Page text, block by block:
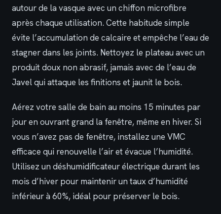
autour de la vasque avec un chiffon microfibre
après chaque utilisation. Cette habitude simple
évite l’accumulation de calcaire et empêche l’eau de
stagner dans les joints. Nettoyez le plateau avec un
produit doux non abrasif, jamais avec de l’eau de
Javel qui attaque les finitions et jaunit le bois.
Aérez votre salle de bain au moins 15 minutes par
jour en ouvrant grand la fenêtre, même en hiver. Si
vous n’avez pas de fenêtre, installez une VMC
efficace qui renouvelle l’air et évacue l’humidité.
Utilisez un déshumidificateur électrique durant les
mois d’hiver pour maintenir un taux d’humidité
inférieur à 60%, idéal pour préserver le bois.